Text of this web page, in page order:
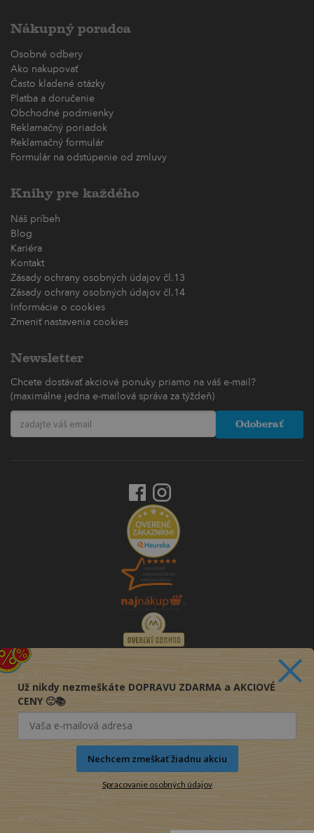
Nákupný poradca
Osobné odbery
Ako nakupovať
Často kladené otázky
Platba a doručenie
Obchodné podmienky
Reklamačný poriadok
Reklamačný formulár
Formulár na odstúpenie od zmluvy
Knihy pre každého
Náš príbeh
Blog
Kariéra
Kontakt
Zásady ochrany osobných údajov čl.13
Zásady ochrany osobných údajov čl.14
Informácie o cookies
Zmeniť nastavenia cookies
Newsletter
Chcete dostávať akciové ponuky priamo na váš e-mail?
(maximálne jedna e-mailová správa za týždeň)
Odoberať
Už nikdy nezmeškáte DOPRAVU ZDARMA a AKCIOVÉ
CENY 🙂📚
Nechcem zmeškať žiadnu akciu
Spracovanie osobných údajov